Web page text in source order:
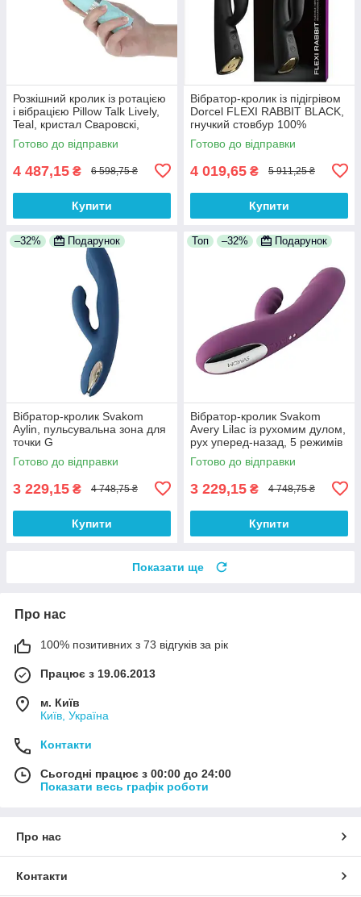
Розкішний кролик із ротацією
і вібрацією Pillow Talk Lively,
Teal, кристал Сваровскі,
потрійний відріст
Готово до відправки
4 487,15 ₴ 6 598,75 ₴
Купити
Вібратор-кролик із підігрівом
Dorcel FLEXI RABBIT BLACK,
гнучкий стовбур 100%
Анонімності
Готово до відправки
4 019,65 ₴ 5 911,25 ₴
Купити
–32% Подарунок
Вібратор-кролик Svakom
Aylin, пульсувальна зона для
точки G
Готово до відправки
3 229,15 ₴ 4 748,75 ₴
Купити
Топ –32% Подарунок
Вібратор-кролик Svakom
Avery Lilac із рухомим дулом,
рух уперед-назад, 5 режимів
Готово до відправки
3 229,15 ₴ 4 748,75 ₴
Купити
Показати ще
Про нас
100% позитивних з 73 відгуків за рік
Працює з 19.06.2013
м. Київ
Київ, Україна
Контакти
Сьогодні працює з 00:00 до 24:00
Показати весь графік роботи
Про нас
Контакти